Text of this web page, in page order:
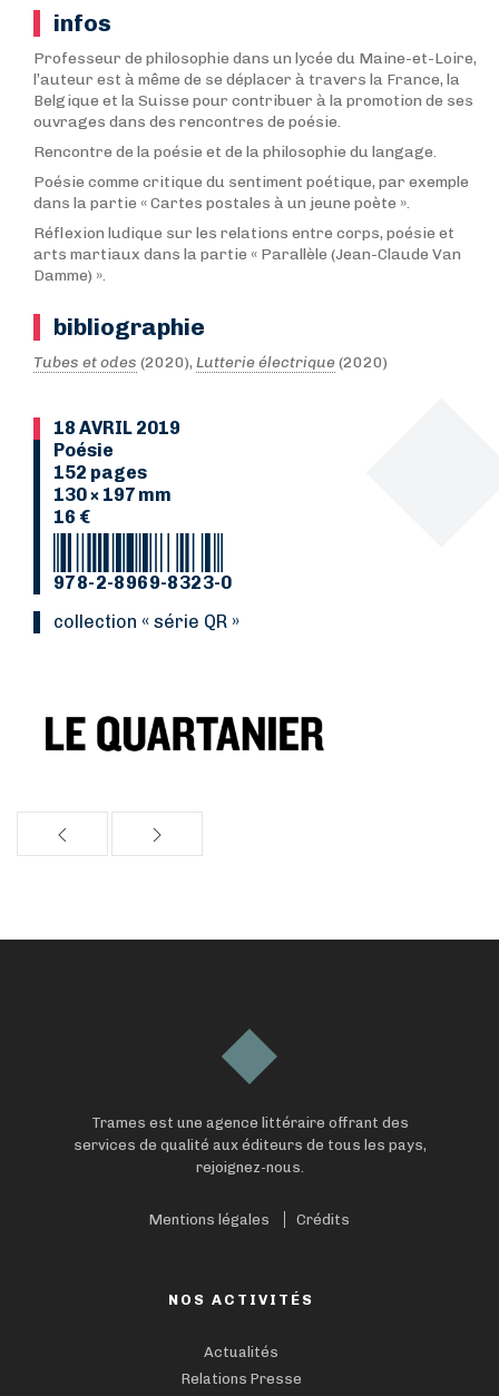
infos
Professeur de philosophie dans un lycée du Maine-et-Loire,
l’auteur est à même de se déplacer à travers la France, la
Belgique et la Suisse pour contribuer à la promotion de ses
ouvrages dans des rencontres de poésie.
Rencontre de la poésie et de la philosophie du langage.
Poésie comme critique du sentiment poétique, par exemple
dans la partie « Cartes postales à un jeune poète ».
Réflexion ludique sur les relations entre corps, poésie et
arts martiaux dans la partie « Parallèle (Jean-Claude Van
Damme) ».
bibliographie
Tubes et odes (2020), Lutterie électrique(2020)
18 AVRIL 2019
Poésie
152 pages
130 × 197 mm
16 €
978-2-8969-8323-0
Collection « série QR »
Trames est une agence littéraire offrant des
services de qualité aux éditeurs de tous les pays,
rejoignez-nous.
Mentions légales Crédits
NOS ACTIVITÉS
Actualités
Relations Presse